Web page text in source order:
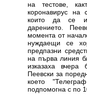
на тестове,
коронавирус на
които да се
дарението.
момента от
нуждаещи се
предпазни
на първа линия
изказаха вчера
Пеевски за
което
подпомогна с по